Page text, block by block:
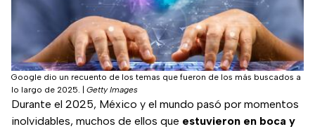
Google dio un recuento de los temas que fueron de los más buscados a
lo largo de 2025.
Getty Images
Durante el 2025, México y el mundo pasó por momentos
inolvidables, muchos de ellos que estuvieron en boca y